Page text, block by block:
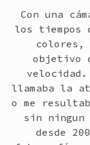
Con una
los tiempos
objetivo
llamaba la
o me
sin ningun
desde